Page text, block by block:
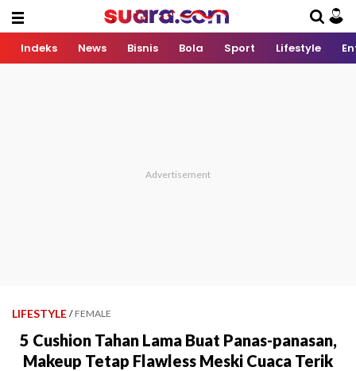
Indeks News Bisnis Bola Sport Lifestyle
LIFESTYLE / FEMALE
5 Cushion Tahan Lama Buat Panas-panasan,
Makeup Tetap Flawless Meski Cuaca Terik